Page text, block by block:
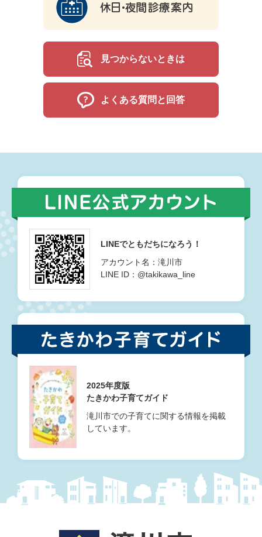
見つからないときは
よくある質問と回答
LINEでともだちになろう！
アカウント名：滝川市
LINE ID：@takikawa_line
2025年度版
たきかわ子育てガイド
滝川市での子育てに関する情報を掲載
しています。